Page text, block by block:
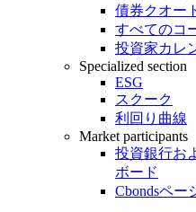
債券クオー
すべてのコ
投資家カレ
Specialized section
ESG
スクーク
利回り曲線
Market participants
投資銀行お
ボード
Cbondsペー